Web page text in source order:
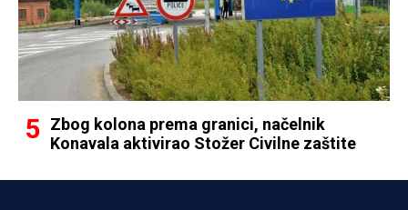
Zbog kolona prema granici, načelnik
Konavala aktivirao Stožer Civilne zaštite